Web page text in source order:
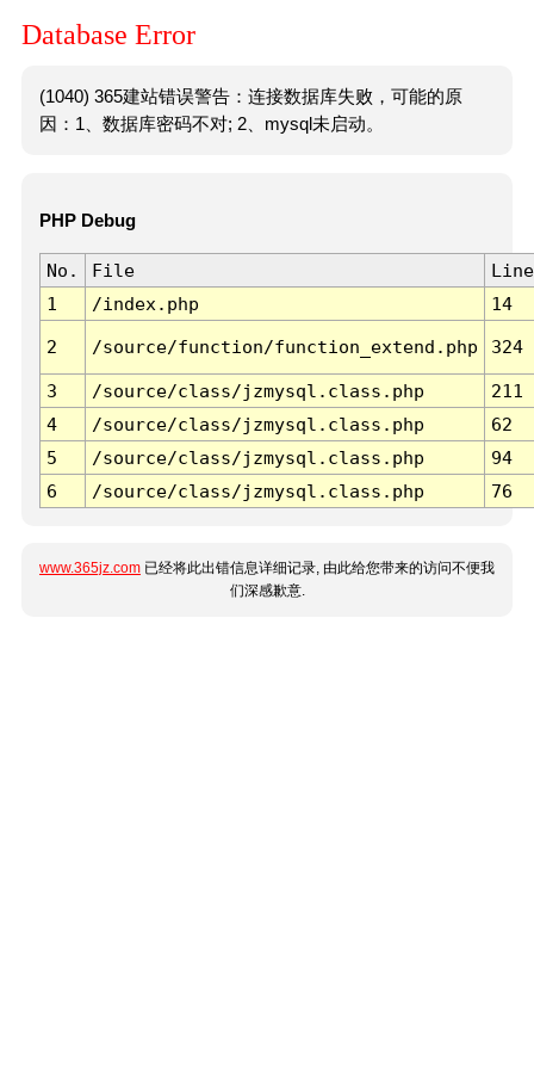
Database Error
(1040) 365建站错误警告：连接数据库失败，可能的原
因：1、数据库密码不对; 2、mysql未启动。
PHP Debug
No. File
Line
1
/index.php 14
2 /source/function/function_extend.php 324
3 /source/class/jzmysql.class.php
211
4
/source/class/jzmysql.class.php
62
5
/source/class/jzmysql.class.php
94
6
/source/class/jzmysql.class.php 76
www.365jz.com 已经将此出错信息详细记录, 由此给您带来的访问不便我
们深感歉意.